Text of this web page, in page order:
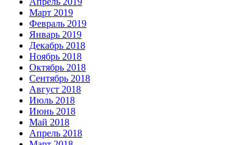
Март 2019
Февраль 2019
Январь 2019
Декабрь 2018
Ноябрь 2018
Октябрь 2018
Сентябрь 2018
Август 2018
Июль 2018
Июнь 2018
Май 2018
Апрель 2018